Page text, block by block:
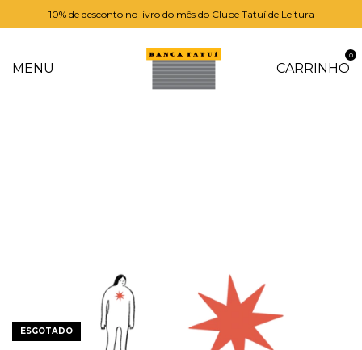
10% de desconto no livro do mês do Clube Tatuí de Leitura
MENU CARRINHO
0
ESGOTADO